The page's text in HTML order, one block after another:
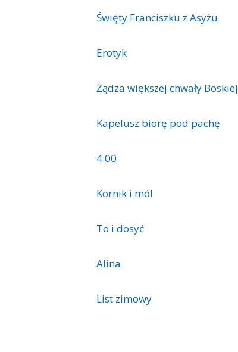
Święty Franciszku z Asyżu
Erotyk
Żądza większej chwały Boskiej
Kapelusz biorę pod pachę
4:00
Kornik i mól
To i dosyć
Alina
List zimowy